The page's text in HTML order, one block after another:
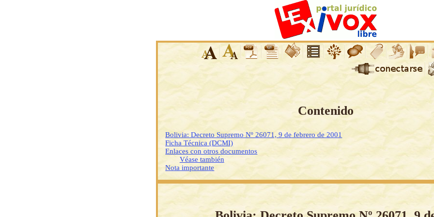
Contenido
Bolivia: Decreto Supremo Nº 26071, 9 de febrero de 2001
Ficha Técnica (DCMI)
Enlaces con otros documentos
Véase también
Nota importante